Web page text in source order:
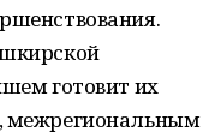
готовит их
межрегиональным